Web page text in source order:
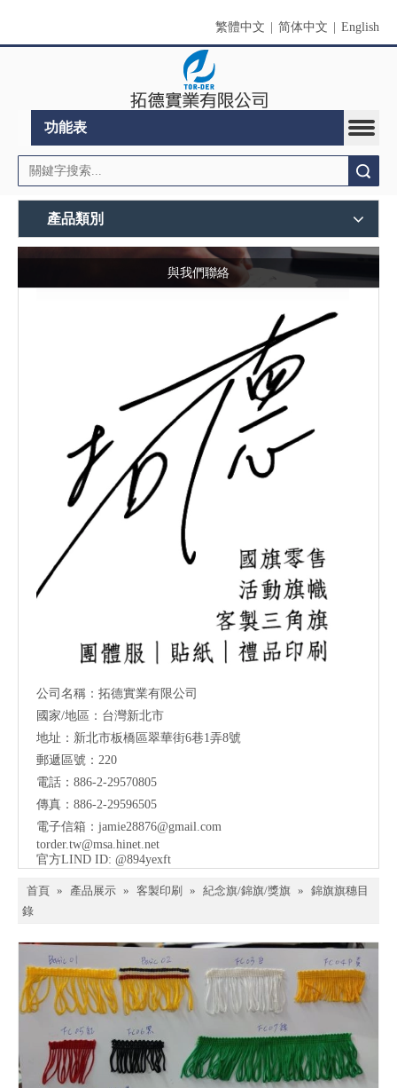
繁體中文 简体中文 English
功能表
產品類別
與我們聯絡
公司名稱：拓德實業有限公司
國家/地區：台灣新北市
地址：新北市板橋區翠華街6巷1弄8號
郵遞區號：220
電話：886-2-29570805
傳真：886-2-29596505
電子信箱： jamie28876@gmail.com
torder.tw@msa.hinet.net
官方LIND ID: @894yexft
首頁 » 產品展示 » 客製印刷 » 紀念旗/錦旗/獎旗 » 錦旗旗穗目
錄